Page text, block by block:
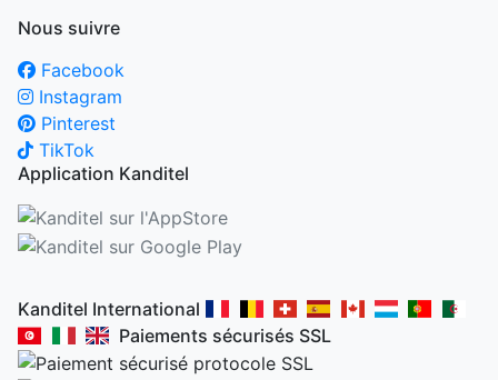
Nous suivre
Facebook
Instagram
Pinterest
TikTok
Application Kanditel
Kanditel International
Paiements sécurisés SSL